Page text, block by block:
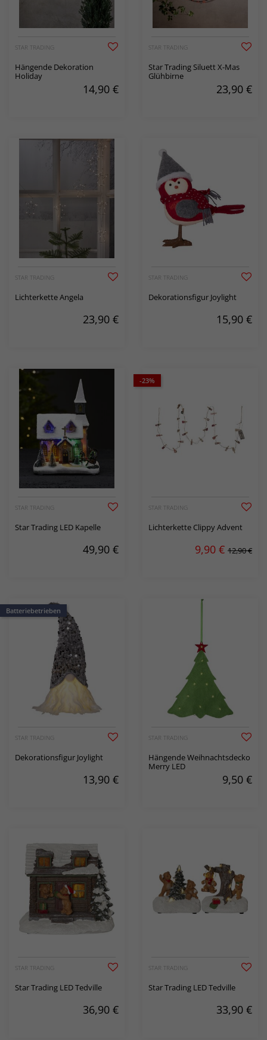
STAR TRADING
Hängende Dekoration
Holiday
14,90 €
STAR TRADING
Star Trading Siluett X-Mas
Glühbirne
23,90 €
STAR TRADING
Lichterkette Angela
23,90 €
STAR TRADING
Dekorationsfigur Joylight
15,90 €
STAR TRADING
Star Trading LED Kapelle
49,90 €
-23%
STAR TRADING
Lichterkette Clippy Advent
9,90 € 12,90 €
Batteriebetrieben
STAR TRADING
Dekorationsfigur Joylight
13,90 €
STAR TRADING
Hängende Weihnachtsdecko
Merry LED
9,50 €
STAR TRADING
Star Trading LED Tedville
36,90 €
STAR TRADING
Star Trading LED Tedville
33,90 €